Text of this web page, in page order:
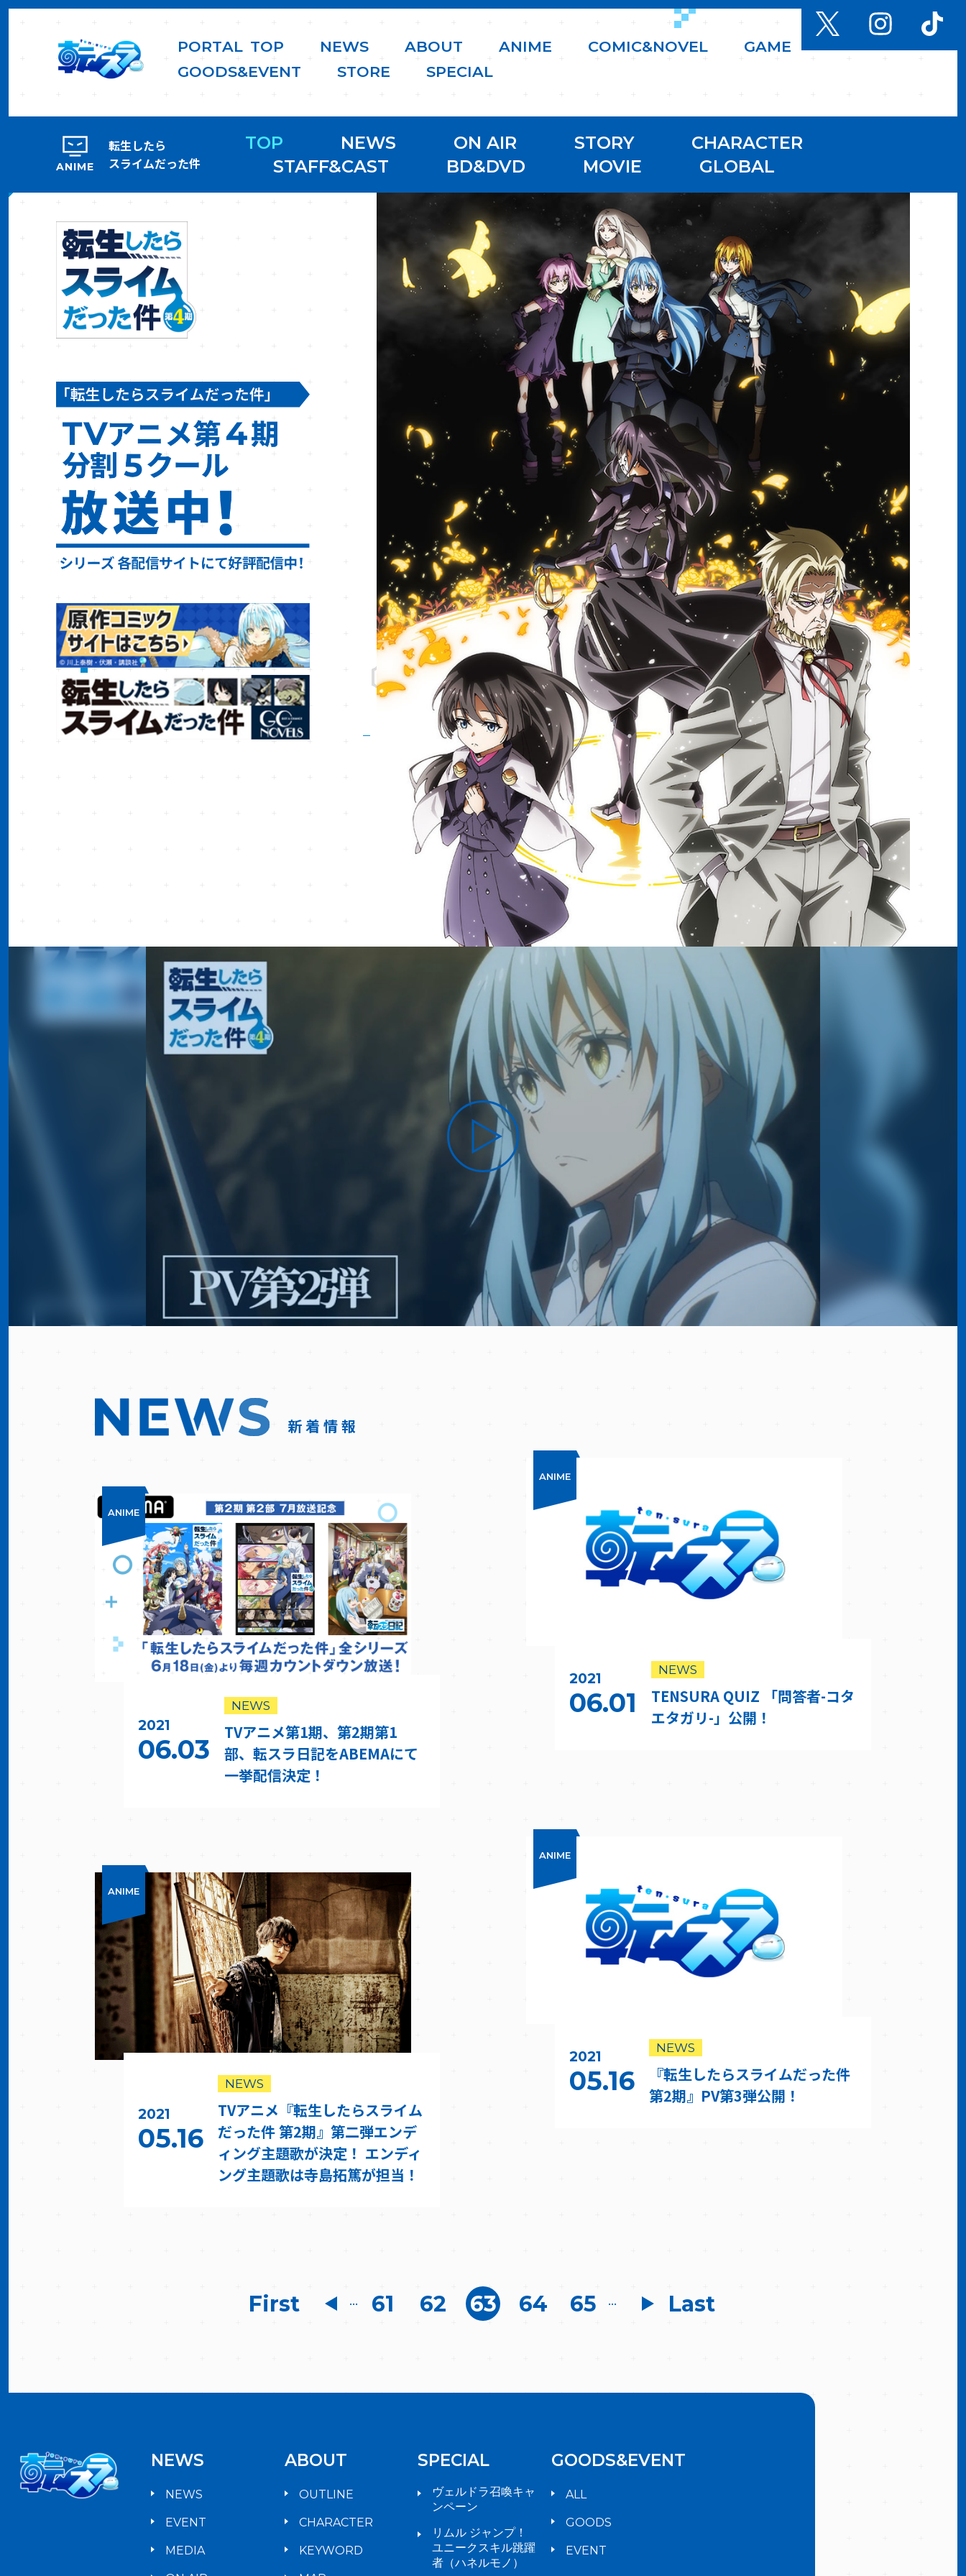
PORTAL TOP NEWS ABOUT ANIME COMIC&NOVEL GAME
GOODS&EVENT STORE SPECIAL
ANIME
転生したら
スライムだった件
TOP NEWS ON AIR STORY
CHARACTER
STAFF&CAST
BD&DVD MOVIE GLOBAL
新着情報
ANIME
2021
06.03
NEWS
TVアニメ第1期、第2期第1
部、転スラ日記をABEMAにて
一挙配信決定！
ANIME
2021
06.01
NEWS
TENSURA QUIZ 「問答者-コタ
エタガリ-」公開！
ANIME
2021
05.16
NEWS
TVアニメ『転生したらスライム
だった件 第2期』第二弾エンデ
ィング主題歌が決定！ エンディ
ング主題歌は寺島拓篤が担当！
ANIME
2021
05.16
NEWS
『転生したらスライムだった件
第2期』PV第3弾公開！
First ... 61 62 63 64 65 ... Last
NEWS
NEWS
EVENT
MEDIA
ABOUT
OUTLINE
CHARACTER
KEYWORD
SPECIAL
ヴェルドラ召喚キャ
ンペーン
リムル ジャンプ！
ユニークスキル跳躍
者（ハネルモノ）
GOODS&EVENT
ALL
GOODS
EVENT